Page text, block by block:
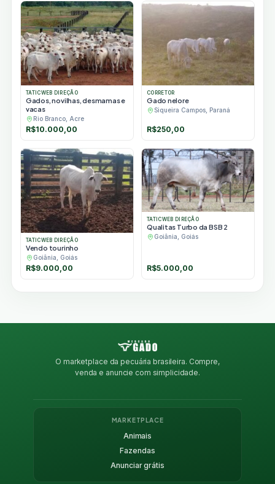
TATICWEB DIREÇÃO
Gados, novilhas, desmamas e
vacas
Rio Branco, Acre
R$10.000,00
CORRETOR
Gado nelore
Siqueira Campos, Paraná
R$250,00
TATICWEB DIREÇÃO
Vendo tourinho
Goiânia, Goiás
R$9.000,00
TATICWEB DIREÇÃO
Qualitas Turbo da BSB 2
Goiânia, Goiás
R$5.000,00
O marketplace da pecuária brasileira. Compre,
venda e anuncie com simplicidade.
MARKETPLACE
Animais
Fazendas
Anunciar grátis